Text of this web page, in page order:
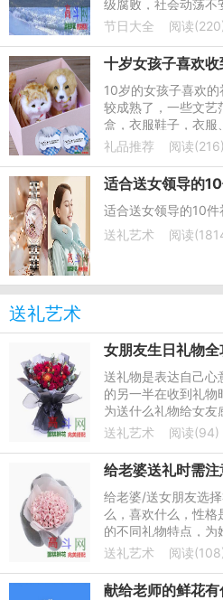
级腐败，社会动荡不
维护其统治，残暴镇
节日大全 阅读
十岁女孩子喜欢收
10岁的女孩子喜欢
较成熟了，一些文艺
盒，衣服鞋子，衣服
类的吧。不要推荐太
礼品推荐 阅读(216)
适合送女领导的
适合送女领导的10件
送礼艺术
阅读
送礼艺术
女朋友生日礼物全
送礼物是表达自己心
的另一半在收到礼物
为送什么礼物给女
么礼物呢？小编是女
送礼艺术 阅读(94)
给老婆送礼时需注
给老婆/送女朋友选
么，喜欢什么，性格
的不同礼物特点，
物，保证她会喜欢和
送礼艺术 阅读
献给老师的鲜花有